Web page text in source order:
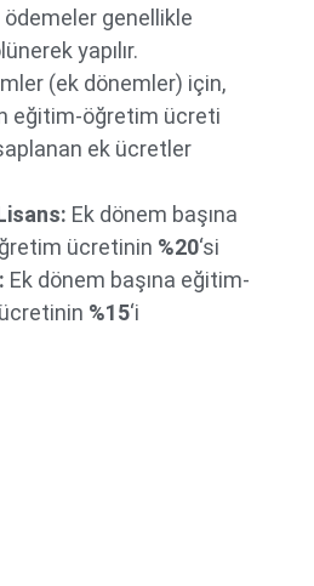
ödemeler genellikle
yapılır.
(ek dönemler) için,
eğitim-öğretim ücreti
ek ücretler
Ek dönem başına
ücretinin %20‘si
Ek dönem başına eğitim-
%15‘i